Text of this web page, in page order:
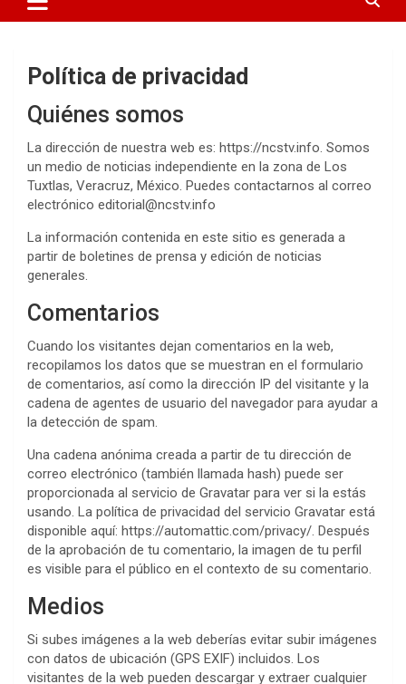
Política de privacidad
Quiénes somos
La dirección de nuestra web es: https://ncstv.info. Somos
un medio de noticias independiente en la zona de Los
Tuxtlas, Veracruz, México. Puedes contactarnos al correo
electrónico editorial@ncstv.info
La información contenida en este sitio es generada a
partir de boletines de prensa y edición de noticias
generales.
Comentarios
Cuando los visitantes dejan comentarios en la web,
recopilamos los datos que se muestran en el formulario
de comentarios, así como la dirección IP del visitante y la
cadena de agentes de usuario del navegador para ayudar a
la detección de spam.
Una cadena anónima creada a partir de tu dirección de
correo electrónico (también llamada hash) puede ser
proporcionada al servicio de Gravatar para ver si la estás
usando. La política de privacidad del servicio Gravatar está
disponible aquí: https://automattic.com/privacy/. Después
de la aprobación de tu comentario, la imagen de tu perfil
es visible para el público en el contexto de su comentario.
Medios
Si subes imágenes a la web deberías evitar subir imágenes
con datos de ubicación (GPS EXIF) incluidos. Los
visitantes de la web pueden descargar y extraer cualquier